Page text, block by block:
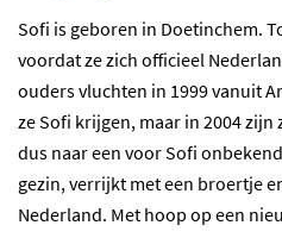
Sofi is geboren in Doetinchem.
voordat ze zich officieel
ouders vluchten in 1999 vanuit
ze Sofi krijgen, maar in 2004
dus naar een voor Sofi
gezin, verrijkt met een broertje
Nederland. Met hoop op een